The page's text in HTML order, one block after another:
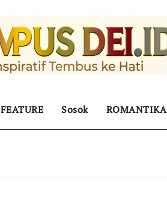
FEATURE Sosok ROMANTIKA